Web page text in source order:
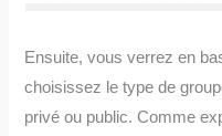
Ensuite, vous verrez en
choisissez le type de
privé ou public. Comme